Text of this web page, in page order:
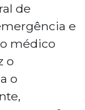
de
e
médico
o
o